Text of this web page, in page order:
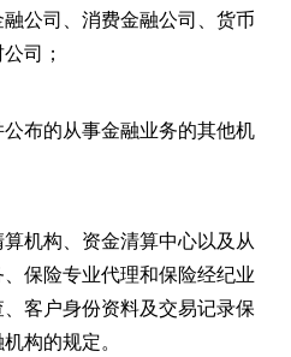
公司、消费金融公司、货币
司；
公布的从事金融业务的其他机
机构、资金清算中心以及从
保险专业代理和保险经纪业
客户身份资料及交易记录保
构的规定。